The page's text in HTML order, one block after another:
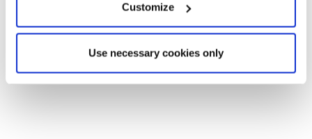
Customize
Use necessary cookies only
99 m2
€
venda